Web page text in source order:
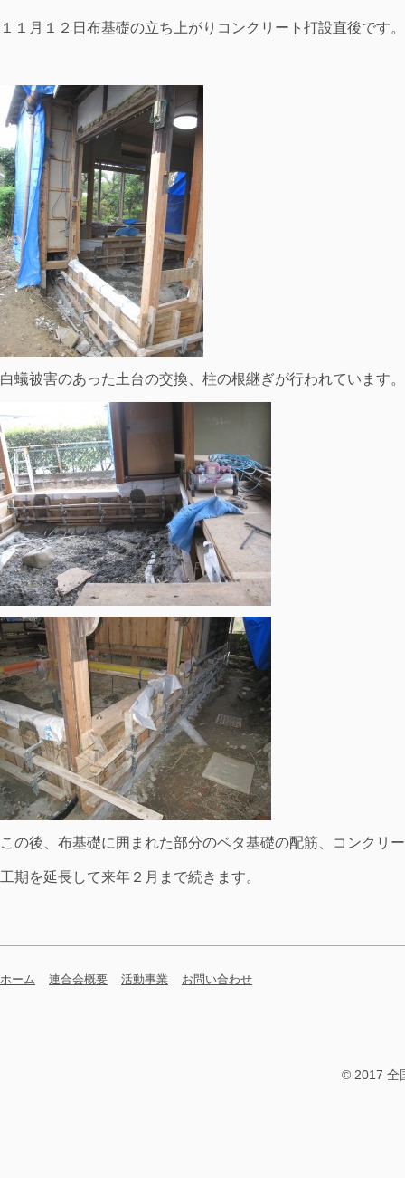
１１月１２日布基礎の立ち上がりコンクリート打設直後です。
白蟻被害のあった土台の交換、柱の根継ぎが行われています。
この後、布基礎に囲まれた部分のベタ基礎の配筋、コンクリ
工期を延長して来年２月まで続きます。
ホーム 連合会概要 活動事業 お問い合わせ
© 2017 全